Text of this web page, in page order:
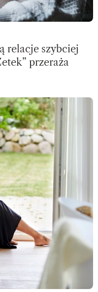
relacje szybciej
przeraża